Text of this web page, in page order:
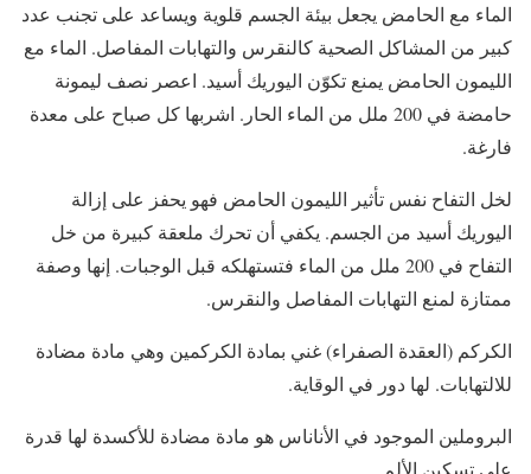
الماء مع الحامض يجعل بيئة الجسم قلوية ويساعد على تجنب عدد
كبير من المشاكل الصحية كالنقرس والتهابات المفاصل. الماء مع
الليمون الحامض يمنع تكوّن اليوريك أسيد. اعصر نصف ليمونة
حامضة في 200 ملل من الماء الحار. اشربها كل صباح على معدة
فارغة.
لخل التفاح نفس تأثير الليمون الحامض فهو يحفز على إزالة
اليوريك أسيد من الجسم. يكفي أن تحرك ملعقة كبيرة من خل
التفاح في 200 ملل من الماء فتستهلكه قبل الوجبات. إنها وصفة
ممتازة لمنع التهابات المفاصل والنقرس.
الكركم (العقدة الصفراء) غني بمادة الكركمين وهي مادة مضادة
للالتهابات. لها دور في الوقاية.
البروملين الموجود في الأناناس هو مادة مضادة للأكسدة لها قدرة
على تسكين الألم.